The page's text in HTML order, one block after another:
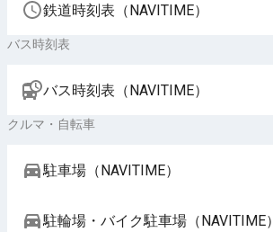
鉄道時刻表（NAVITIME）
バス時刻表
バス時刻表（NAVITIME）
クルマ・自転車
駐車場（NAVITIME）
駐輪場・バイク駐車場（NAVITIME）